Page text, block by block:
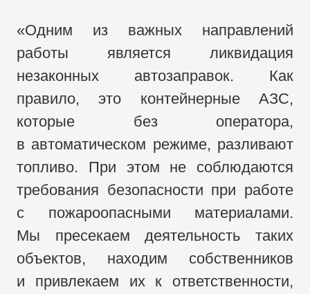
«Одним из важных направлений
работы является ликвидация
незаконных автозаправок. Как
правило, это контейнерные АЗС,
которые без оператора,
в автоматическом режиме, разливают
топливо. При этом не соблюдаются
требования безопасности при работе
с пожароопасными материалами.
Мы пресекаем деятельность таких
объектов, находим собственников
и привлекаем их к ответственности,